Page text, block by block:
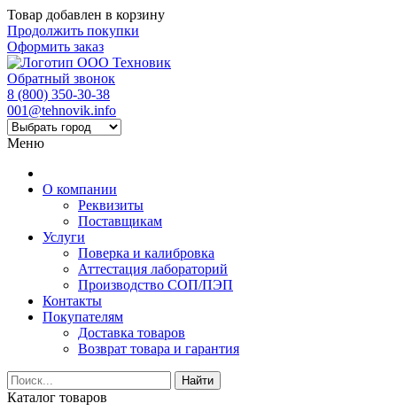
Товар добавлен в корзину
Продолжить покупки
Оформить заказ
Обратный звонок
8 (800) 350-30-38
001@tehnovik.info
Меню
О компании
Реквизиты
Поставщикам
Услуги
Поверка и калибровка
Аттестация лабораторий
Производство СОП/ПЭП
Контакты
Покупателям
Доставка товаров
Возврат товара и гарантия
Найти
Каталог товаров